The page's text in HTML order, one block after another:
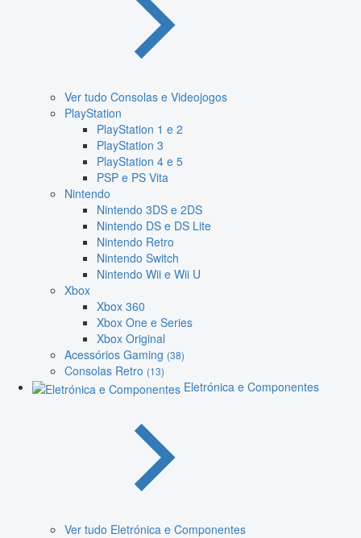
Ver tudo Consolas e Videojogos
PlayStation
PlayStation 1 e 2
PlayStation 3
PlayStation 4 e 5
PSP e PS Vita
Nintendo
Nintendo 3DS e 2DS
Nintendo DS e DS Lite
Nintendo Retro
Nintendo Switch
Nintendo Wii e Wii U
Xbox
Xbox 360
Xbox One e Series
Xbox Original
Acessórios Gaming (38)
Consolas Retro (13)
Eletrónica e Componentes
Ver tudo Eletrónica e Componentes